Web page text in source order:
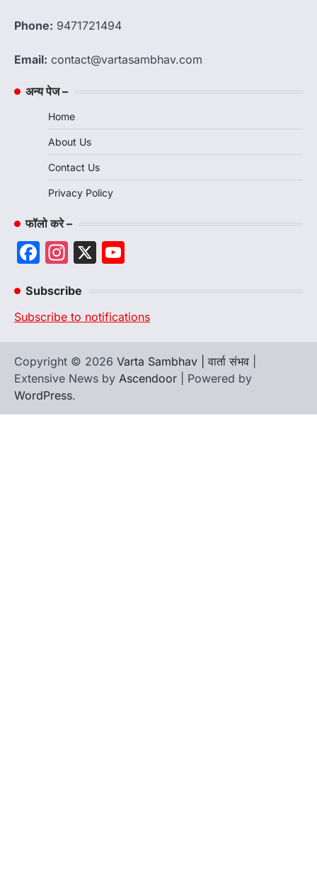
Phone: 9471721494
Email: contact@vartasambhav.com
अन्य पेज –
Home
About Us
Contact Us
Privacy Policy
फॉलो करे –
Facebook
Instagram
X
Subscribe
Subscribe to notifications
Copyright © 2026 Varta Sambhav | वार्ता संभव
Extensive News by Ascendoor | Powered by
WordPress.